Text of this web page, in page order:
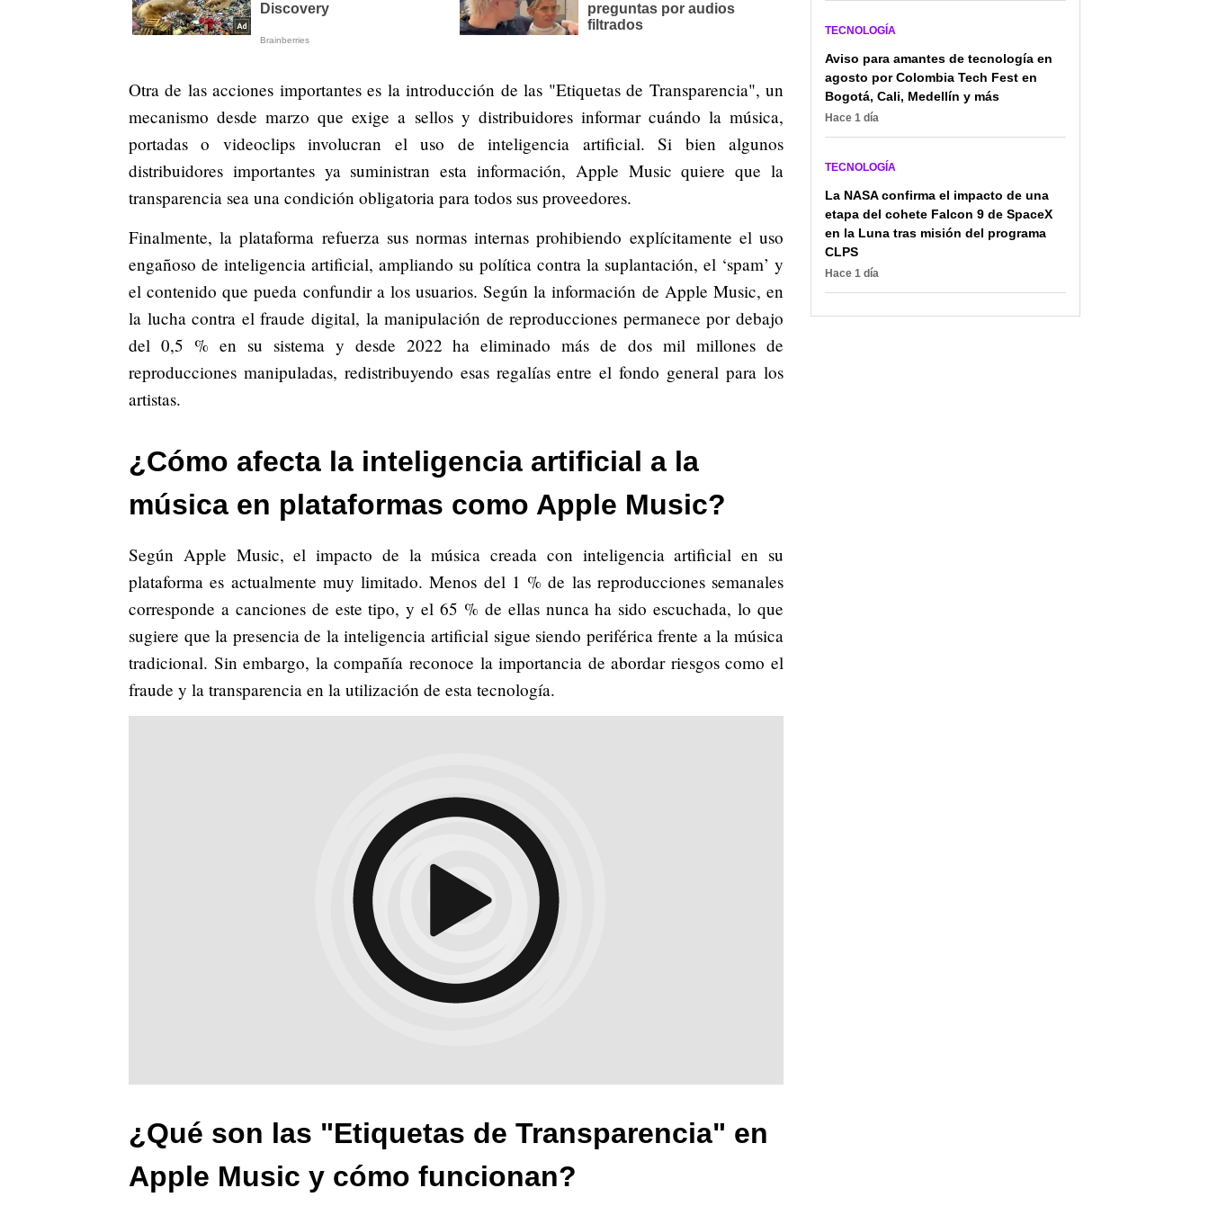
Otra de las acciones importantes es la introducción de las "Etiquetas de Transparencia", un
mecanismo desde marzo que exige a sellos y distribuidores informar cuándo la música,
portadas o videoclips involucran el uso de inteligencia artificial. Si bien algunos
distribuidores importantes ya suministran esta información, Apple Music quiere que la
transparencia sea una condición obligatoria para todos sus proveedores.
Finalmente, la plataforma refuerza sus normas internas prohibiendo explícitamente el uso
engañoso de inteligencia artificial, ampliando su política contra la suplantación, el ‘spam’ y
el contenido que pueda confundir a los usuarios. Según la información de Apple Music, en
la lucha contra el fraude digital, la manipulación de reproducciones permanece por debajo
del 0,5 % en su sistema y desde 2022 ha eliminado más de dos mil millones de
reproducciones manipuladas, redistribuyendo esas regalías entre el fondo general para los
artistas.
¿Cómo afecta la inteligencia artificial a la
música en plataformas como Apple Music?
Según Apple Music, el impacto de la música creada con inteligencia artificial en su
plataforma es actualmente muy limitado. Menos del 1 % de las reproducciones semanales
corresponde a canciones de este tipo, y el 65 % de ellas nunca ha sido escuchada, lo que
sugiere que la presencia de la inteligencia artificial sigue siendo periférica frente a la música
tradicional. Sin embargo, la compañía reconoce la importancia de abordar riesgos como el
fraude y la transparencia en la utilización de esta tecnología.
¿Qué son las "Etiquetas de Transparencia" en
Apple Music y cómo funcionan?
TECNOLOGÍA
Aviso para amantes de tecnología en
agosto por Colombia Tech Fest en
Bogotá, Cali, Medellín y más
Hace 1 día
TECNOLOGÍA
La NASA confirma el impacto de una
etapa del cohete Falcon 9 de SpaceX
en la Luna tras misión del programa
CLPS
Hace 1 día